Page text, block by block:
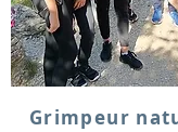
Grimpeur